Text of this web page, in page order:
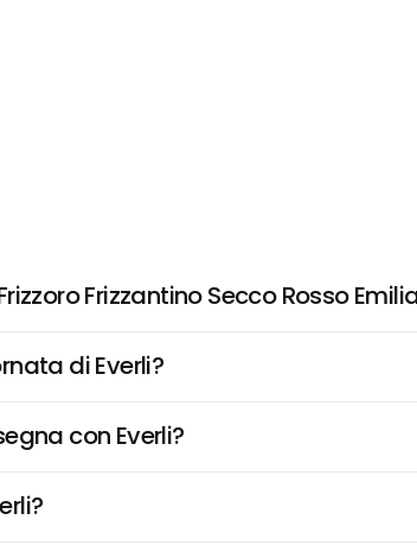
Frizzantino Secco Rosso
di Everli?
con Everli?